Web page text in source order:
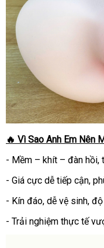
🔥 Vì Sao Anh Em Nên
- Mềm – khít – đàn hồi,
- Giá cực dễ tiếp cận,
- Kín đáo, dễ vệ sinh,
- Trải nghiệm thực tế